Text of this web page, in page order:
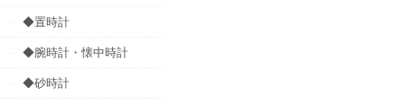
◆置時計
◆腕時計・懐中時計
◆砂時計